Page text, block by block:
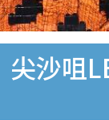
沙咀